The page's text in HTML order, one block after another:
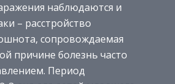
наблюдаются и
– расстройство
сопровождаемая
причине болезнь часто
Период